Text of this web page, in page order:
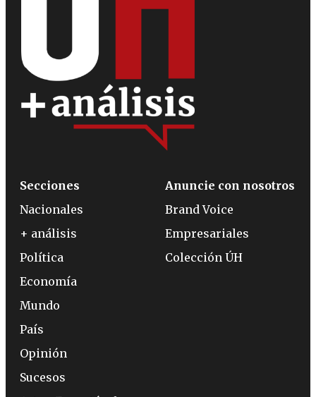
Secciones
Nacionales
+ análisis
Política
Economía
Mundo
País
Opinión
Sucesos
Anuncie con nosotros
Brand Voice
Empresariales
Colección ÚH